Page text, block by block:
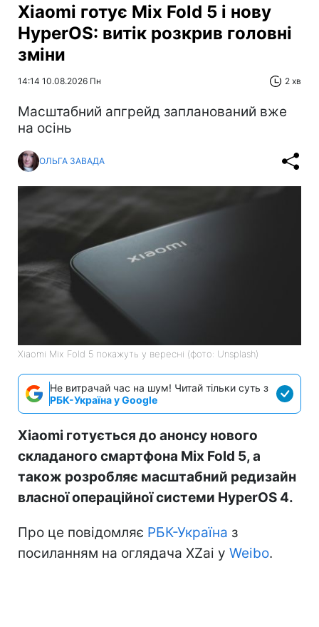
Xiaomi готує Mix Fold 5 і нову
HyperOS: витік розкрив головні
зміни
14:14 10.08.2026 Пн 2 хв
Масштабний апгрейд запланований вже
на осінь
ОЛЬГА ЗАВАДА
Xiaomi Mix Fold 5 покажуть у вересні (фото: Unsplash)
Не витрачай час на шум! Читай тільки суть з
РБК-Україна у Google
Xiaomi готується до анонсу нового
складаного смартфона Mix Fold 5, а
також розробляє масштабний редизайн
власної операційної системи HyperOS 4.
Про це повідомляє РБК-Україна з
посиланням на оглядача XZai у Weibo.